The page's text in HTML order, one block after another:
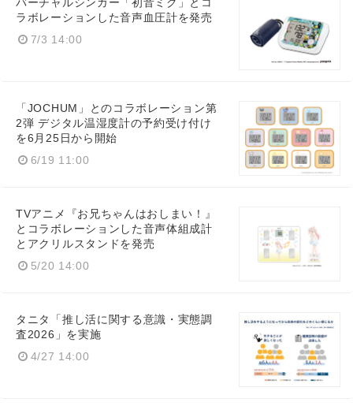
バーチャルシンガー「初音ミク」とコ
ラボレーションした音声血圧計を発売
7/3 14:00
「JOCHUM」とのコラボレーション第
2弾 デジタル温湿度計の予約受け付け
を6月25日から開始
6/19 11:00
TVアニメ『お兄ちゃんはおしまい！』
とコラボレーションした音声体組成計
とアクリルスタンドを発売
5/20 14:00
タニタ「推し活に関する意識・実態調
査2026」を実施
4/27 14:00